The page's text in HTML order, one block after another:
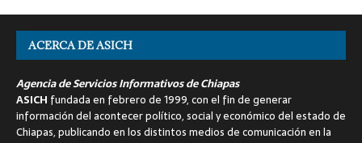
ACERCA DE ASICH
Agencia de Servicios Informativos de Chiapas
ASICH fundada en febrero de 1999, con el fin de generar
información del acontecer político, social y económico del estado de
Chiapas, publicando en los distintos medios de comunicación en la